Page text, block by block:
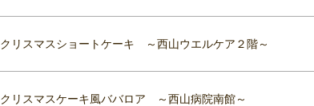
クリスマスショートケーキ ～西山ウエルケア２階～
クリスマスケーキ風ババロア ～西山病院南館～